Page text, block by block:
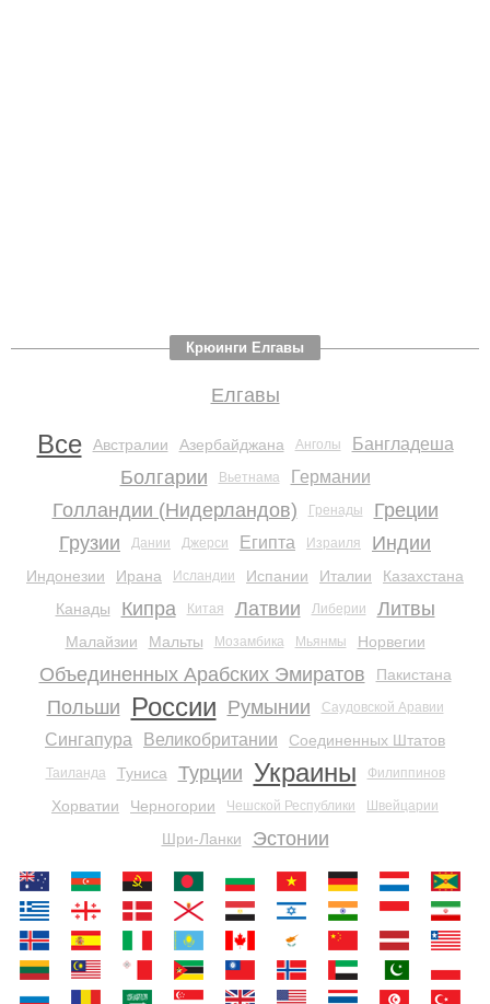
Крюинги Елгавы
Елгавы
Все Австралии Азербайджана Анголы Бангладеша
Болгарии Вьетнама Германии
Голландии (Нидерландов) Гренады
Греции
Грузии
Дании Джерси Египта Израиля Индии
Индонезии Ирана Исландии Испании Италии
Казахстана
Канады
Кипра Китая Латвии Либерии Литвы
Малайзии Мальты Мозамбика Мьянмы Норвегии
Объединенных Арабских Эмиратов Пакистана
Польши России Румынии Саудовской Аравии
Сингапура Великобритании Соединенных Штатов
Таиланда Туниса Турции Украины Филиппинов
Хорватии Черногории Чешской Республики Швейцарии
Шри-Ланки Эстонии